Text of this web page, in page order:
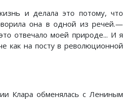
и делала это потому, что
она в одной из речей.—
отвечало моей природе... И я
как на посту в революционной
Клара обменялась с Лениным